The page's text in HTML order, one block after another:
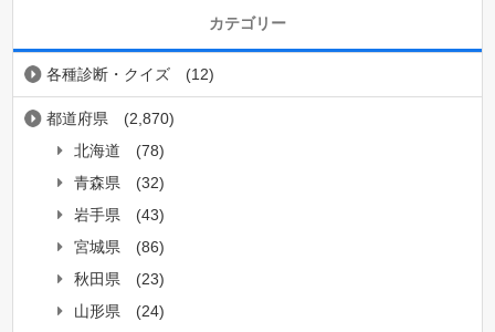
カテゴリー
各種診断・クイズ (12)
都道府県
(2,870)
北海道
(78)
青森県
(32)
岩手県
(43)
宮城県
(86)
秋田県
(23)
山形県
(24)